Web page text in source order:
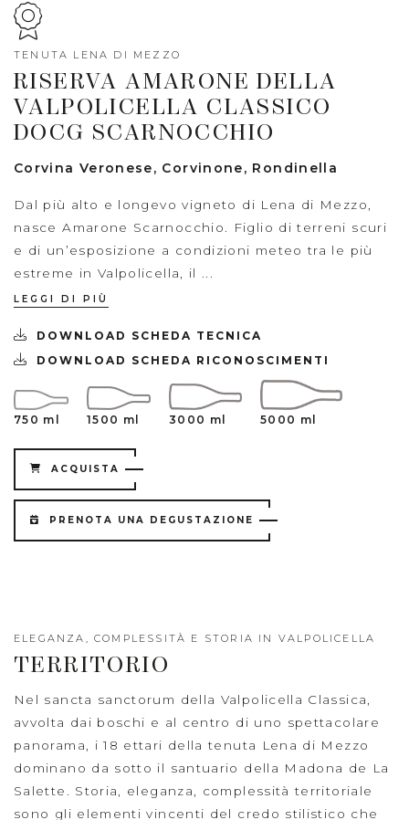
TENUTA LENA DI MEZZO
RISERVA AMARONE DELLA
VALPOLICELLA CLASSICO
DOCG SCARNOCCHIO
Corvina Veronese, Corvinone, Rondinella
Dal più alto e longevo vigneto di Lena di Mezzo,
nasce Amarone Scarnocchio. Figlio di terreni scuri
e di un’esposizione a condizioni meteo tra le più
estreme in Valpolicella, il ...
LEGGI DI PIÙ
DOWNLOAD SCHEDA TECNICA
DOWNLOAD SCHEDA RICONOSCIMENTI
750 ml 1500 ml 3000 ml 5000 ml
ACQUISTA
PRENOTA UNA DEGUSTAZIONE
ELEGANZA, COMPLESSITÀ E STORIA IN VALPOLICELLA
TERRITORIO
Nel sancta sanctorum della Valpolicella Classica,
avvolta dai boschi e al centro di uno spettacolare
panorama, i 18 ettari della tenuta Lena di Mezzo
dominano da sotto il santuario della Madona de La
Salette. Storia, eleganza, complessità territoriale
sono gli elementi vincenti del credo stilistico che